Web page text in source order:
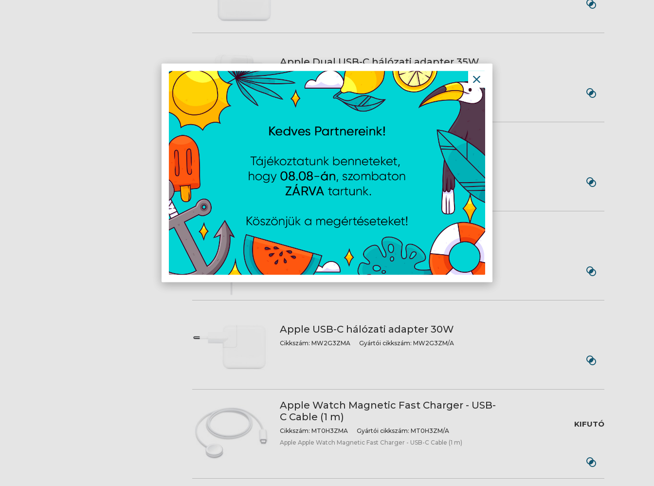
Apple Dual USB-C hálózati adapter 35W
Cikkszám: MW2K3ZMA Gyártói cikkszám:MW2K3ZM/A
Cikkszám:MGD74ZMA Gyártói cikkszám: MGD74ZM/A
Apple MagSafe Charger (2 m)
Cikkszám:MGDM4ZMA Gyártói cikkszám:MGDM4ZM/A
Apple USB-C hálózati adapter 30W
Cikkszám: MW2G3ZMA Gyártói cikkszám: MW2G3ZM/A
Apple Watch Magnetic Fast Charger - USB-
C Cable (1 m)
Cikkszám: MT0H3ZMA Gyártói cikkszám: MT0H3ZM/A
Apple Apple Watch Magnetic Fast Charger - USB-C Cable (1 m)
KIFUTÓ